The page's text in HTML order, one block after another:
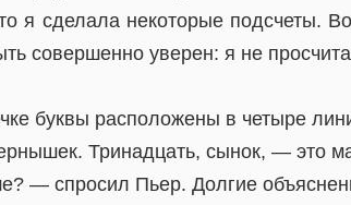
я сделала некоторые подсчеты.
совершенно уверен: я не
буквы расположены в четыре
Тринадцать, сынок, — это
— спросил Пьер. Долгие